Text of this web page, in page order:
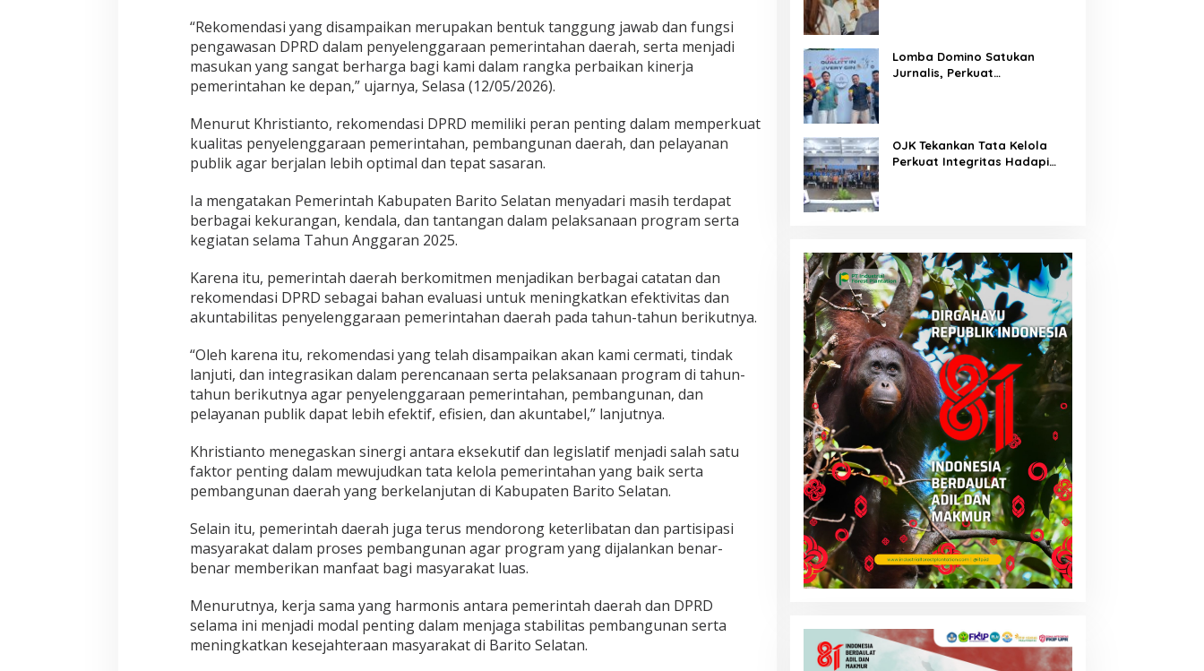
“Rekomendasi yang disampaikan merupakan bentuk tanggung jawab dan fungsi
pengawasan DPRD dalam penyelenggaraan pemerintahan daerah, serta menjadi
masukan yang sangat berharga bagi kami dalam rangka perbaikan kinerja
pemerintahan ke depan,” ujarnya, Selasa (12/05/2026).
Menurut Khristianto, rekomendasi DPRD memiliki peran penting dalam memperkuat
kualitas penyelenggaraan pemerintahan, pembangunan daerah, dan pelayanan
publik agar berjalan lebih optimal dan tepat sasaran.
Ia mengatakan Pemerintah Kabupaten Barito Selatan menyadari masih terdapat
berbagai kekurangan, kendala, dan tantangan dalam pelaksanaan program serta
kegiatan selama Tahun Anggaran 2025.
Karena itu, pemerintah daerah berkomitmen menjadikan berbagai catatan dan
rekomendasi DPRD sebagai bahan evaluasi untuk meningkatkan efektivitas dan
akuntabilitas penyelenggaraan pemerintahan daerah pada tahun-tahun berikutnya.
“Oleh karena itu, rekomendasi yang telah disampaikan akan kami cermati, tindak
lanjuti, dan integrasikan dalam perencanaan serta pelaksanaan program di tahun-
tahun berikutnya agar penyelenggaraan pemerintahan, pembangunan, dan
pelayanan publik dapat lebih efektif, efisien, dan akuntabel,” lanjutnya.
Khristianto menegaskan sinergi antara eksekutif dan legislatif menjadi salah satu
faktor penting dalam mewujudkan tata kelola pemerintahan yang baik serta
pembangunan daerah yang berkelanjutan di Kabupaten Barito Selatan.
Selain itu, pemerintah daerah juga terus mendorong keterlibatan dan partisipasi
masyarakat dalam proses pembangunan agar program yang dijalankan benar-
benar memberikan manfaat bagi masyarakat luas.
Menurutnya, kerja sama yang harmonis antara pemerintah daerah dan DPRD
selama ini menjadi modal penting dalam menjaga stabilitas pembangunan serta
meningkatkan kesejahteraan masyarakat di Barito Selatan.
Lomba Domino Satukan
Jurnalis, Perkuat
OJK Tekankan Tata Kelola
Perkuat Integritas Hadapi